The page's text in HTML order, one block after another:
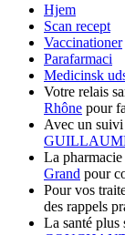
Hjem
Scan recept
Vaccinationer
Parafarmaci
Medicinsk
Votre relais
Rhône pour
Avec un suivi
La
Grand pour
Pour vos
des rappels
La santé plus